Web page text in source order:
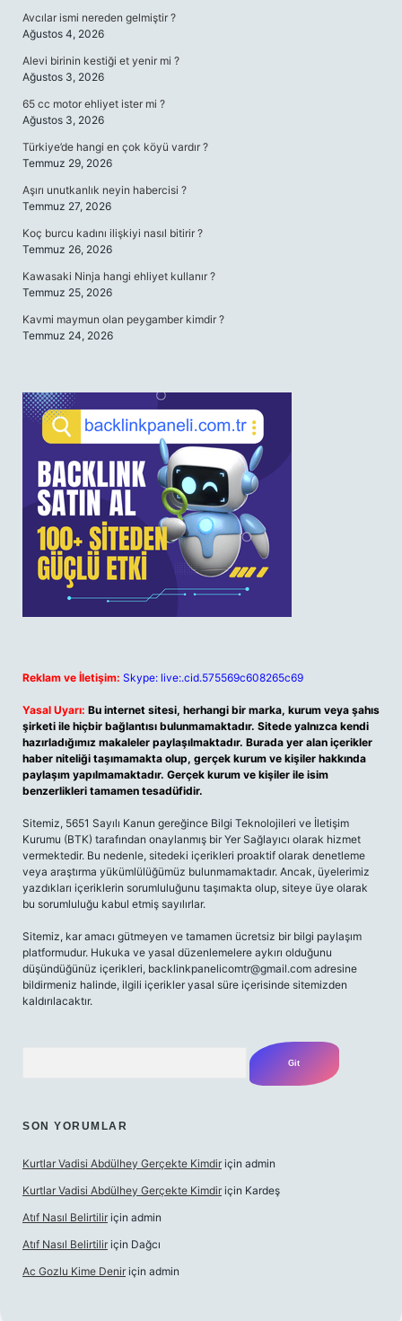
Avcılar ismi nereden gelmiştir ?
Ağustos 4, 2026
Alevi birinin kestiği et yenir mi ?
Ağustos 3, 2026
65 cc motor ehliyet ister mi ?
Ağustos 3, 2026
Türkiye’de hangi en çok köyü vardır ?
Temmuz 29, 2026
Aşırı unutkanlık neyin habercisi ?
Temmuz 27, 2026
Koç burcu kadını ilişkiyi nasıl bitirir ?
Temmuz 26, 2026
Kawasaki Ninja hangi ehliyet kullanır ?
Temmuz 25, 2026
Kavmi maymun olan peygamber kimdir ?
Temmuz 24, 2026
Reklam ve İletişim: Skype: live:.cid.575569c608265c69
Yasal Uyarı: Bu internet sitesi, herhangi bir marka, kurum veya şahıs
şirketi ile hiçbir bağlantısı bulunmamaktadır. Sitede yalnızca kendi
hazırladığımız makaleler paylaşılmaktadır. Burada yer alan içerikler
haber niteliği taşımamakta olup, gerçek kurum ve kişiler hakkında
paylaşım yapılmamaktadır. Gerçek kurum ve kişiler ile isim
benzerlikleri tamamen tesadüfidir.
Sitemiz, 5651 Sayılı Kanun gereğince Bilgi Teknolojileri ve İletişim
Kurumu (BTK) tarafından onaylanmış bir Yer Sağlayıcı olarak hizmet
vermektedir. Bu nedenle, sitedeki içerikleri proaktif olarak denetleme
veya araştırma yükümlülüğümüz bulunmamaktadır. Ancak, üyelerimiz
yazdıkları içeriklerin sorumluluğunu taşımakta olup, siteye üye olarak
bu sorumluluğu kabul etmiş sayılırlar.
Sitemiz, kar amacı gütmeyen ve tamamen ücretsiz bir bilgi paylaşım
platformudur. Hukuka ve yasal düzenlemelere aykırı olduğunu
düşündüğünüz içerikleri, backlinkpanelicomtr@gmail.com adresine
bildirmeniz halinde, ilgili içerikler yasal süre içerisinde sitemizden
kaldırılacaktır.
SON YORUMLAR
Kurtlar Vadisi Abdülhey Gerçekte Kimdir için admin
Kurtlar Vadisi Abdülhey Gerçekte Kimdir için Kardeş
Atıf Nasıl Belirtilir için admin
Atıf Nasıl Belirtilir için Dağcı
Ac Gozlu Kime Denir için admin